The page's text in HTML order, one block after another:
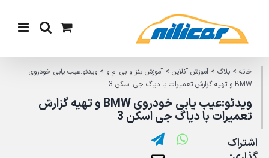
content
خانه> بلاگ> آموزش آنلاین> آموزش بنز و بی ام و > ویدئو:عیب یابی خودروی
BMW و تهیه گزارش تعمیرات با دیاگ جی اسکن 3
ویدئو:عیب یابی خودروی BMW و تهیه گزارش
تعمیرات با دیاگ جی اسکن 3
اشتراک